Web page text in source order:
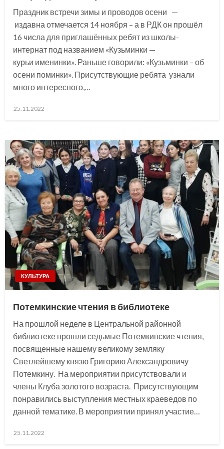
Праздник встречи зимы и проводов осени —
издавна отмечается 14 ноября – а в РДК он прошёл
16 числа для приглашённых ребят из школы-
интернат под названием «Кузьминки —
курьи именинки». Раньше говорили: «Кузьминки – об
осени поминки». Присутствующие ребята узнали
много интересного,…
Posted
25.11.2022
КУЛЬТУРА
Потемкинские чтения в библиотеке
На прошлой неделе в Центральной районной
библиотеке прошли седьмые Потемкинские чтения,
посвященные нашему великому земляку
Светлейшему князю Григорию Александровичу
Потемкину. На мероприятии присутствовали и
члены Клуба золотого возраста. Присутствующим
понравились выступления местных краеведов по
данной тематике. В мероприятии принял участие…
Posted
25.11.2022